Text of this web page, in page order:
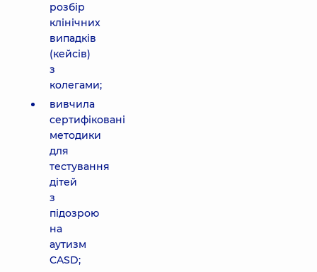
розбір
клінічних
випадків
(кейсів)
з
колегами;
вивчила
сертифіковані
методики
для
тестування
дітей
з
підозрою
на
аутизм
CASD;